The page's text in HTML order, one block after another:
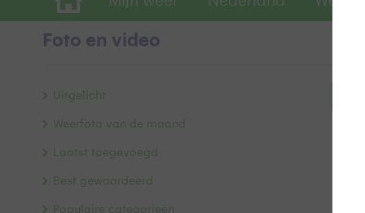
Foto en video
Uitgelicht
Weerfoto van de maand
Laatst toegevoegd
Best gewaardeerd
Populaire categorieën